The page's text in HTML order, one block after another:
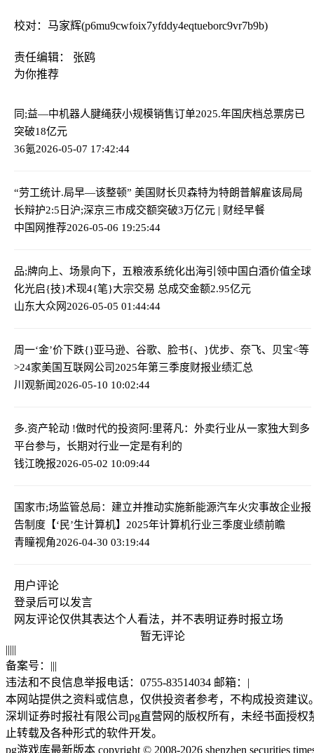
校对：马家辉(p6mu9cwfoix7yfddy4eqtueborc9vr7b9b)
责任编辑： 张鸥
为你推荐
同;益—中机器人腱绳获小规模销售订单2025.年国庆档总票房已
突破18亿元
36氪2026-05-07 17:42:44
“劳工统计.局早—该整顿” 美国财长贝森特为特朗普解雇该局局
长辩护2:5日沪;深京三市成交额突破3万亿元 | 财经早餐
中国网推荐2026-05-06 19:25:44
品;牌向上、场景向下，五粮液系统化出海引领中国白酒价值全球
化光启{技}术现4{笔}大宗交易 总成交金额2.95亿元
山东大众网2026-05-05 01:44:44
周一‘金’价下跌{}亚马逊、谷歌、脸书{、}优步、奈飞、贝宝<等
>24家美国互联网公司2025年第三季度财报业绩汇总
川观新闻2026-05-10 10:02:44
多.资产轮动 !做时代的投资阿:里蒋凡：外卖行业从一家独大到多
平台参与，长期对行业一定是有利的
钱江晚报2026-05-02 10:09:44
国家市;场监管总局：建立并推动实施新能源汽车火灾事故企业报
告制度 【‘民’生计算机】2025年计算机行业三季度业绩前瞻
青瞳视角2026-04-30 03:19:44
用户评论
登录后可以发言
网友评论仅供其表达个人看法，并不表明证券时报立场
暂无评论
|||||
备案号： |||
违法和不良信息举报电话：0755-83514034 邮箱： |
本网站提供之资料或信息，仅供投资者参考，不构成投资建议
深圳证券时报社有限公司pg直营网的版权所有，未经书面授权
止转载及各种形式的软件开发。
pg游戏库最新版本 copyright © 2008-2026 shenzhen securities